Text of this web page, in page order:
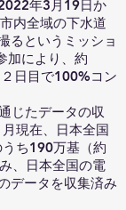
年3月19日か
内全域の下水道
るというミッショ
加により、約
日目で100%コン
じたデータの収
現在、日本全国
ち190万基（約
、日本全国の電
データを収集済み